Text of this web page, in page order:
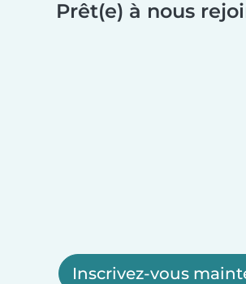
Prêt(e) à nous
Inscrivez-vous